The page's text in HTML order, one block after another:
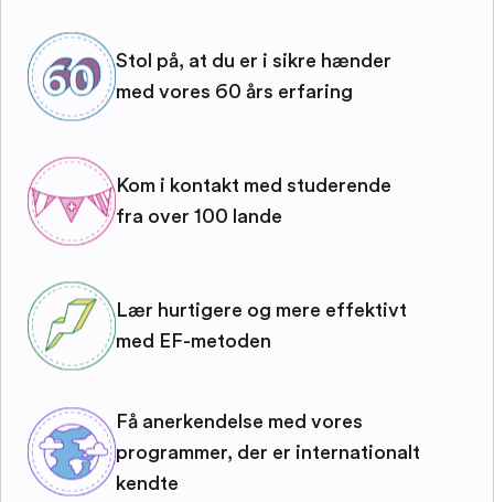
Stol på, at du er i sikre hænder
med vores 60 års erfaring
Kom i kontakt med studerende
fra over 100 lande
Lær hurtigere og mere effektivt
med EF-metoden
Få anerkendelse med vores
programmer, der er internationalt
kendte